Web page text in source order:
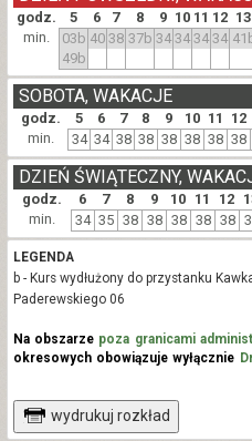
godz. 5 6 7 8 9 10 11 12 13
min.
03b
49b
40 38 37b 34 34 34 34
godz. 5 6 7 8 9 10 11 12
SOBOTA, WAKACJE
min. 34 34 38 38 38 38 38 38
godz. 6 7 8 9 10 11 12
DZIEŃ ŚWIĄTECZNY,
min. 34 35 38 38 38 38 38
LEGENDA
b - Kurs wydłużony do przystanku
Paderewskiego 06
Na obszarze poza granicami
okresowych obowiązuje wyłącznie
wydrukuj rozkład